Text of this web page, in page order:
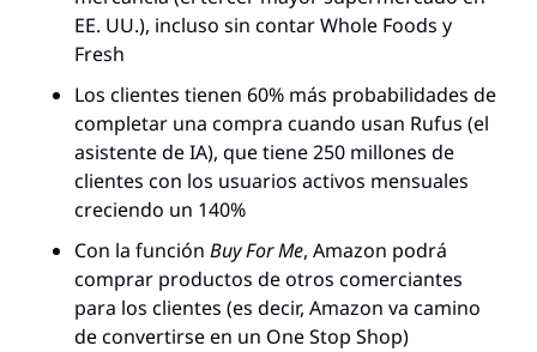
EE. UU.), incluso sin contar Whole Foods y
Fresh
Los clientes tienen 60% más probabilidades de
completar una compra cuando usan Rufus (el
asistente de IA), que tiene 250 millones de
clientes con los usuarios activos mensuales
creciendo un 140%
Con la función Buy For Me, Amazon podrá
comprar productos de otros comerciantes
para los clientes (es decir, Amazon va camino
de convertirse en un One Stop Shop)